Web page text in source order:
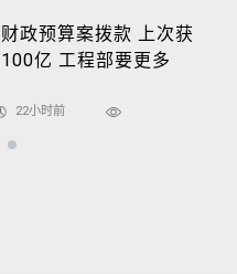
财政预算案拨款 上次获
100亿 工程部要更多
22小时前